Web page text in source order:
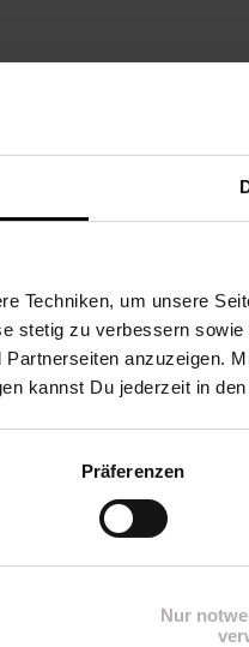
Techniken, um unsere
stetig zu verbessern
anzuzeigen.
kannst Du jederzeit in den
Präferenzen
Nur